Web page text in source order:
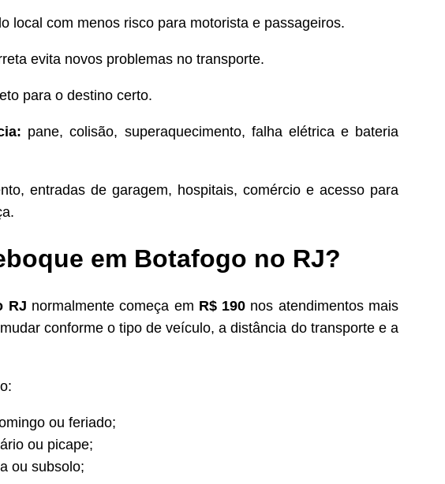
local com menos risco para motorista e passageiros.
evita novos problemas no transporte.
para o destino certo.
pane, colisão, superaquecimento, falha elétrica e bateria
entradas de garagem, hospitais, comércio e acesso para
em Botafogo no RJ?
RJ normalmente começa em R$ 190 nos atendimentos mais
conforme o tipo de veículo, a distância do transporte e a
ou feriado;
ou picape;
ou subsolo;